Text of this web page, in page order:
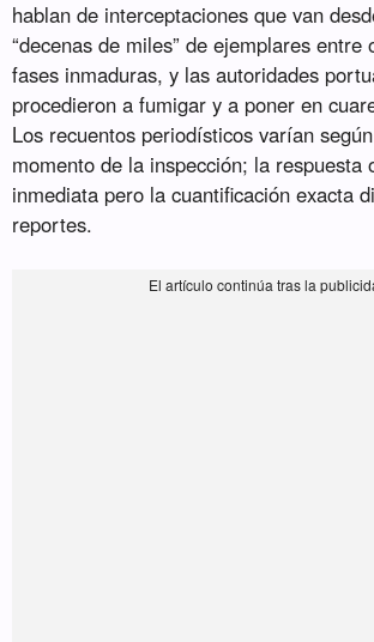
hablan de interceptaciones que van
“decenas de miles” de ejemplares entre
fases inmaduras, y las autoridades
procedieron a fumigar y a poner en
Los recuentos periodísticos varían
momento de la inspección; la respuesta
inmediata pero la cuantificación exacta
reportes.